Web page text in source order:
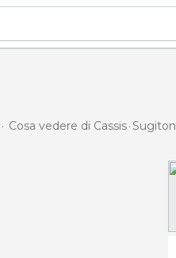
Cosa vedere di Cassis Sugiton